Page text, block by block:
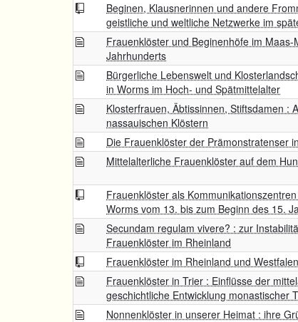
Beginen, Klausnerinnen und andere
geistliche und weltliche Netzwerke im
Frauenklöster und Beginenhöfe im
Jahrhunderts
Bürgerliche Lebenswelt und
in Worms im Hoch- und Spätmittelalter
Klosterfrauen, Äbtissinnen, Stiftsdamen :
nassauischen Klöstern
Die Frauenklöster der Prämonstratenser
Mittelalterliche Frauenklöster auf dem
Frauenklöster als
Worms vom 13. bis zum Beginn des 15.
Secundam regulam vivere? : zur
Frauenklöster im Rheinland
Frauenklöster im Rheinland und
Frauenklöster in Trier : Einflüsse der
geschichtliche Entwicklung monastischer
Nonnenklöster in unserer Heimat : ihre